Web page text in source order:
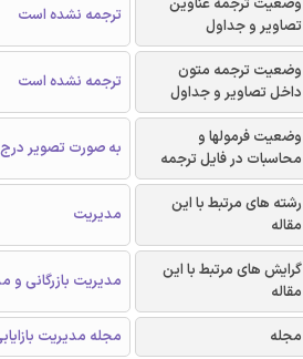
وضعیت ترجمه عناوین
تصاویر و جداول
ترجمه نشده است
وضعیت ترجمه متون
داخل تصاویر و جداول
ترجمه نشده است
وضعیت فرمولها و
محاسبات در فایل ترجمه
به صورت تصویر
رشته های مرتبط با این
مقاله
مدیریت
گرایش های مرتبط با این
مقاله
مدیریت بازرگانی و
مجله
مجله مدیریت